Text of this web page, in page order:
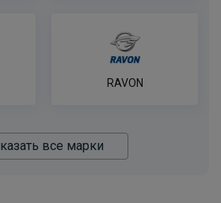
RAVON
все марки